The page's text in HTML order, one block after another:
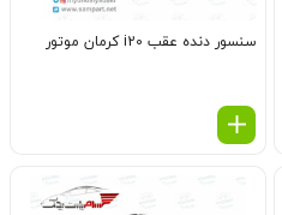
سنسور دنده عقب i20 کرمان موتور